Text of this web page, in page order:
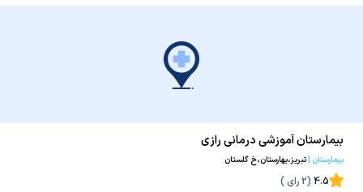
بیمارستان آموزشی درمانی رازی
بیمارستان |تبریز،بهارستان،خ گلستان
4.5
(
2رای )